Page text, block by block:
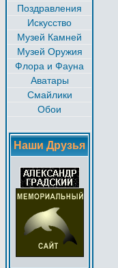
Поздравления
Искусство
Музей Камней
Музей Оружия
Флора и Фауна
Аватары
Смайлики
Обои
Наши Друзья